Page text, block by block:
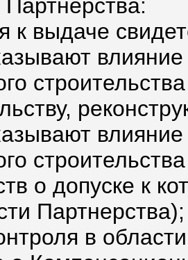
к выдаче
о допуске к
Партнерства);
в